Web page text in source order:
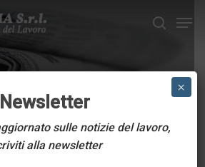
search
Contratto
Newsletter
sulle notizie del lavoro,
alla newsletter
×